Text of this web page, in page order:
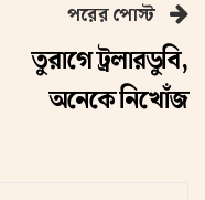
পরের পোস্ট
তুরাগে ট্রলারডুবি,
অনেকে নিখোঁজ